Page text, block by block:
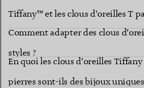
Tiffany™ et les clous d’oreilles T
ils des cadeaux uniques ?
Comment adapter des clous
styles ?
En quoi les clous d’oreilles
pierres sont-ils des bijoux uniques